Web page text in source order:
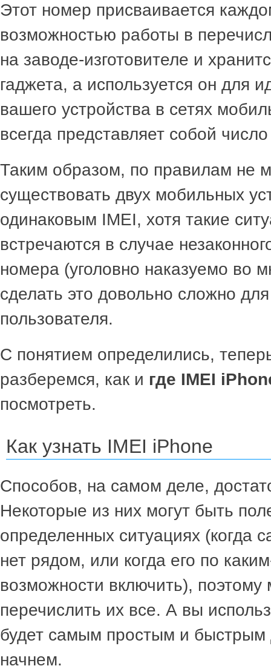
Этот номер присваивается
возможностью работы в
на заводе-изготовителе и
гаджета, а используется он для
вашего устройства в сетях
всегда представляет собой
Таким образом, по правилам не
существовать двух мобильных
одинаковым IMEI, хотя такие
встречаются в случае
номера (уголовно наказуемо во
сделать это довольно сложно для
пользователя.
С понятием определились,
разберемся, как и где IMEI
посмотреть.
Как узнать IMEI iPhone
Способов, на самом деле,
Некоторые из них могут быть
определенных ситуациях (когда
нет рядом, или когда его по
возможности включить),
перечислить их все. А вы
будет самым простым и быстрым
начнем.